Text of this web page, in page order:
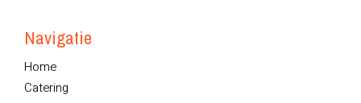
Navigatie
Home
Catering